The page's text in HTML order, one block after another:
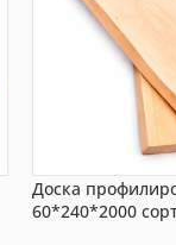
Доска
60*240*2000